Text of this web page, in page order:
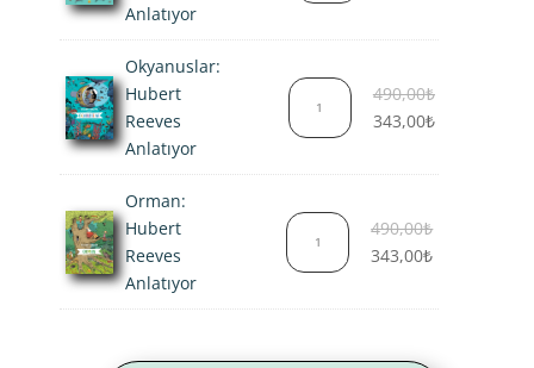
Anlatıyor
Okyanuslar:
Hubert
Reeves
Anlatıyor
490,00₺Orijinal
fiyat:
343,00₺Şu
fiyat:
Orman:
Hubert
Reeves
Anlatıyor
490,00₺Orijinal
fiyat:
343,00₺Şu
fiyat: